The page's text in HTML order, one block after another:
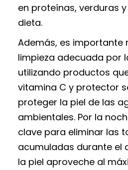
en proteínas, verduras
dieta.
Además, es importante
limpieza adecuada por
utilizando productos
vitamina C y protector
proteger la piel de las
ambientales. Por la
clave para eliminar las
acumuladas durante el
la piel aproveche al